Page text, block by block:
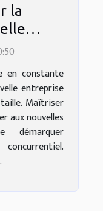
la
?
en constante
entreprise
Maîtriser
aux nouvelles
démarquer